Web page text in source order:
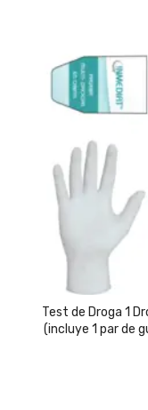
Test de Droga 1
(incluye 1 par de